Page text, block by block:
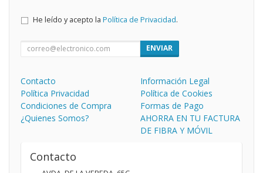
He leído y acepto la Política de Privacidad.
ENVIAR
Contacto
Información Legal
Política Privacidad
Política de Cookies
Condiciones de Compra
Formas de Pago
¿Quienes Somos?
AHORRA EN TU FACTURA
DE FIBRA Y MÓVIL
Contacto